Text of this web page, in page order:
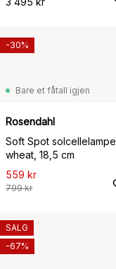
Bare et fåtall igjen
Rosendahl
Soft Spot solcellelampe
wheat, 18,5 cm
559 kr
799 kr
-30%
SALG
-67%